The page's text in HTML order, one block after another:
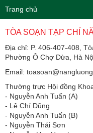
Trang chủ
TÒA SOẠN TẠP CHÍ
Địa chỉ: P. 406-407-408,
Phường Ô Chợ Dừa, Hà
Email:
Thường trực Hội đồng
​​​​​​- Nguyễn Anh Tuấn (A)
- Lê Chí Dũng
- Nguyễn Anh Tuấn (B)
- Nguyễn Thái Sơn